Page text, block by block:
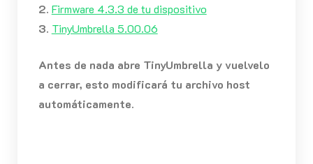
2. Firmware 4.3.3 de tu dispositivo
3. TinyUmbrella 5.00.06
Antes de nada abre TinyUmbrella y vuelvelo
a cerrar, esto modificará tu archivo host
automáticamente.